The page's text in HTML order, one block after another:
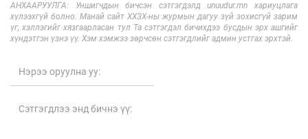
АНХААРУУЛГА: Уншигчдын бичсэн сэтгэгдэлд unuudur.mn хариуцлага
хүлээхгүй болно. Манай сайт ХХЗХ-ны журмын дагуу зүй зохисгүй зарим
үг, хэллэгийг хязгаарласан тул Та сэтгэгдэл бичихдээ бусдын эрх ашгийг
хүндэтгэн үзнэ үү. Хэм хэмжээ зөрчсөн сэтгэгдлийг админ устгах эрхтэй.